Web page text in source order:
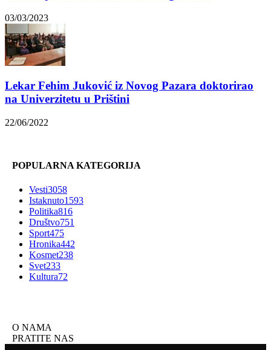
03/03/2023
Lekar Fehim Juković iz Novog Pazara doktorirao
na Univerzitetu u Prištini
22/06/2022
POPULARNA KATEGORIJA
Vesti3058
Istaknuto1593
Politika816
Društvo751
Sport475
Hronika442
Kosmet238
Svet233
Kultura72
O NAMA
PRATITE NAS